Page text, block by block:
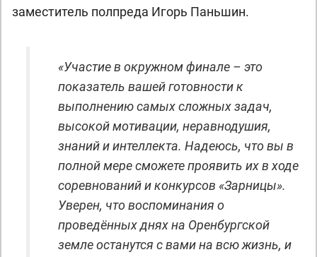
заместитель полпреда Игорь Паньшин.
«Участие в окружном финале – это
показатель вашей готовности к
выполнению самых сложных задач,
высокой мотивации, неравнодушия,
знаний и интеллекта. Надеюсь, что вы в
полной мере сможете проявить их в ходе
соревнований и конкурсов «Зарницы».
Уверен, что воспоминания о
проведённых днях на Оренбургской
земле останутся с вами на всю жизнь, и